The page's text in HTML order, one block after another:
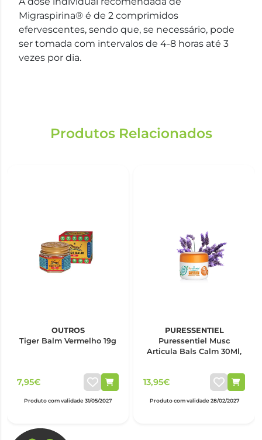
Migraspirina® é de 2 comprimidos
efervescentes, sendo que, se necessário, pode
ser tomada com intervalos de 4-8 horas até 3
vezes por dia.
Produtos Relacionados
OUTROS
Tiger Balm Vermelho 19g
7,95€
Produto com validade 31/05/2027
PURESSENTIEL
Puressentiel Musc
Articula Bals Calm 30Ml,
13,95€
Produto com validade 28/02/2027